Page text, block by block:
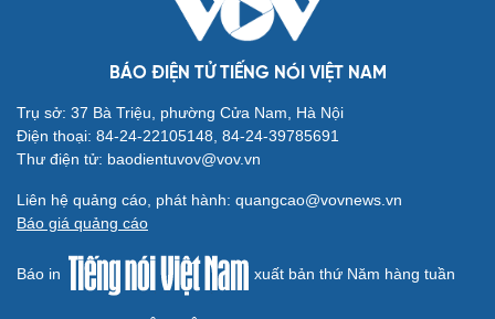
Cải chính
BÁO ĐIỆN TỬ TIẾNG NÓI VIỆT NAM
Trụ sở: 37 Bà Triệu, phường Cửa Nam, Hà Nội
Điện thoại: 84-24-22105148, 84-24-39785691
Thư điện tử: baodientuvov@vov.vn
Liên hệ quảng cáo, phát hành: quangcao@vovnews.vn
Báo giá quảng cáo
Báo in xuất bản thứ Năm hàng tuần